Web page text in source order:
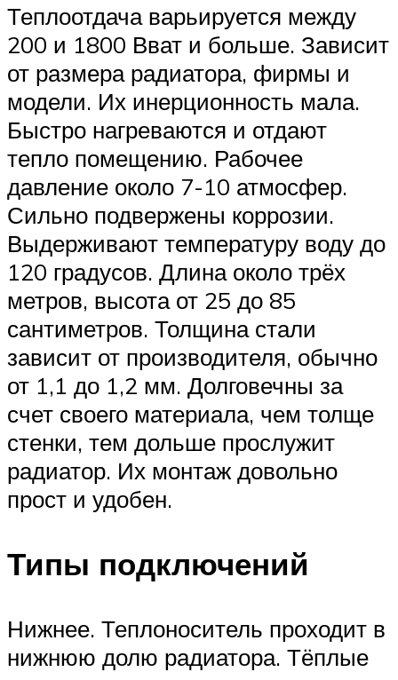
Теплоотдача варьируется между
200 и 1800 Вват и больше. Зависит
от размера радиатора, фирмы и
модели. Их инерционность мала.
Быстро нагреваются и отдают
тепло помещению. Рабочее
давление около 7-10 атмосфер.
Сильно подвержены коррозии.
Выдерживают температуру воду до
120 градусов. Длина около трёх
метров, высота от 25 до 85
сантиметров. Толщина стали
зависит от производителя, обычно
от 1,1 до 1,2 мм. Долговечны за
счет своего материала, чем толще
стенки, тем дольше прослужит
радиатор. Их монтаж довольно
прост и удобен.
Типы подключений
Нижнее. Теплоноситель проходит в
нижнюю долю радиатора. Тёплые